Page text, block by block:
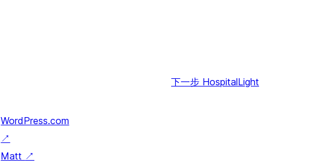
下一步 HospitalLight
WordPress.com
↗
Matt ↗